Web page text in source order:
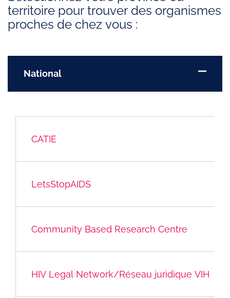
territoire pour trouver des organismes
proches de chez vous :
National
CATIE
LetsStopAIDS
Community Based Research Centre
HIV Legal Network/Réseau juridique VIH